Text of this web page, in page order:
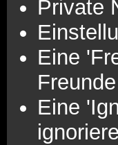
Private
Eine
Eine